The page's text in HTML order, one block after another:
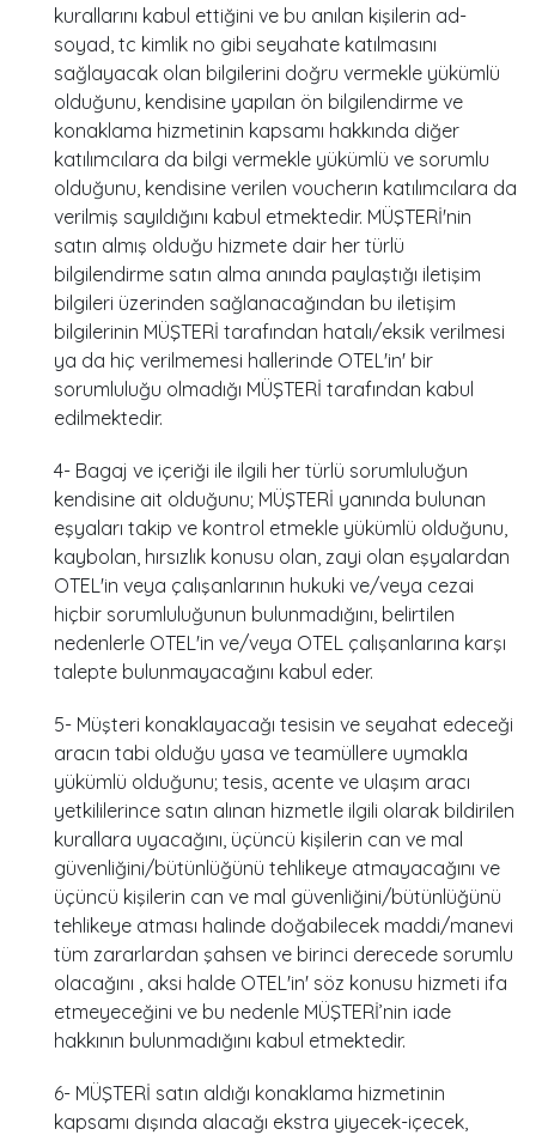
kurallarını kabul ettiğini ve bu anılan kişilerin ad-
soyad, tc kimlik no gibi seyahate katılmasını
sağlayacak olan bilgilerini doğru vermekle yükümlü
olduğunu, kendisine yapılan ön bilgilendirme ve
konaklama hizmetinin kapsamı hakkında diğer
katılımcılara da bilgi vermekle yükümlü ve sorumlu
olduğunu, kendisine verilen voucherın katılımcılara da
verilmiş sayıldığını kabul etmektedir. MÜŞTERİ'nin
satın almış olduğu hizmete dair her türlü
bilgilendirme satın alma anında paylaştığı iletişim
bilgileri üzerinden sağlanacağından bu iletişim
bilgilerinin MÜŞTERİ tarafından hatalı/eksik verilmesi
ya da hiç verilmemesi hallerinde OTEL'in' bir
sorumluluğu olmadığı MÜŞTERİ tarafından kabul
edilmektedir.
4- Bagaj ve içeriği ile ilgili her türlü sorumluluğun
kendisine ait olduğunu; MÜŞTERİ yanında bulunan
eşyaları takip ve kontrol etmekle yükümlü olduğunu,
kaybolan, hırsızlık konusu olan, zayi olan eşyalardan
OTEL'in veya çalışanlarının hukuki ve/veya cezai
hiçbir sorumluluğunun bulunmadığını, belirtilen
nedenlerle OTEL'in ve/veya OTEL çalışanlarına karşı
talepte bulunmayacağını kabul eder.
5- Müşteri konaklayacağı tesisin ve seyahat edeceği
aracın tabi olduğu yasa ve teamüllere uymakla
yükümlü olduğunu; tesis, acente ve ulaşım aracı
yetkililerince satın alınan hizmetle ilgili olarak bildirilen
kurallara uyacağını, üçüncü kişilerin can ve mal
güvenliğini/bütünlüğünü tehlikeye atmayacağını ve
üçüncü kişilerin can ve mal güvenliğini/bütünlüğünü
tehlikeye atması halinde doğabilecek maddi/manevi
tüm zararlardan şahsen ve birinci derecede sorumlu
olacağını , aksi halde OTEL'in' söz konusu hizmeti ifa
etmeyeceğini ve bu nedenle MÜŞTERİ’nin iade
hakkının bulunmadığını kabul etmektedir.
6- MÜŞTERİ satın aldığı konaklama hizmetinin
kapsamı dışında alacağı ekstra yiyecek-içecek,